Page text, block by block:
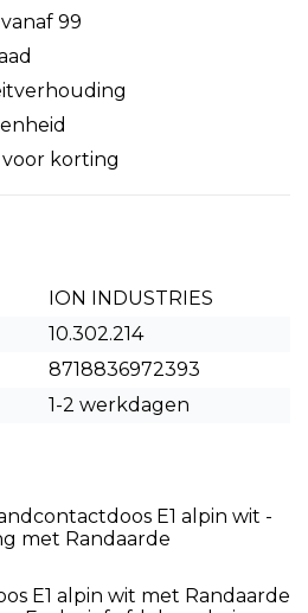
99
korting
ION INDUSTRIES
10.302.214
8718836972393
1-2 werkdagen
E1 alpin wit -
met Randaarde
E1 alpin wit met Randaarde